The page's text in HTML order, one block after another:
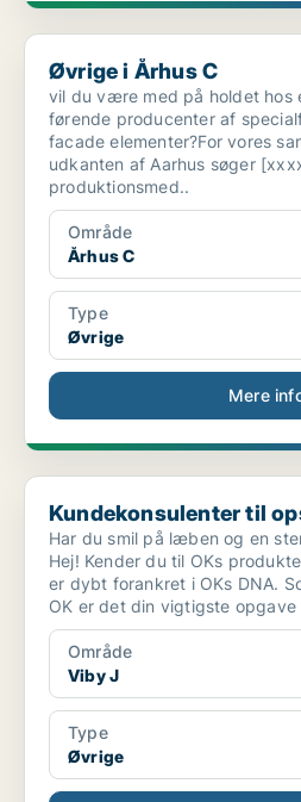
Øvrige i Århus C
Øvrige i Århus C
vil du være med på holdet hos
førende producenter af
facade elementer?For vores
udkanten af Aarhus søger
produktionsmed..
Område
Århus C
Type
Øvrige
Mere
Kundekonsulenter til opsøgende
Kundekonsulenter til
Har du smil på læben og en
Hej! Kender du til OKs
er dybt forankret i OKs DNA.
OK er det din vigtigste
Område
Viby J
Type
Øvrige